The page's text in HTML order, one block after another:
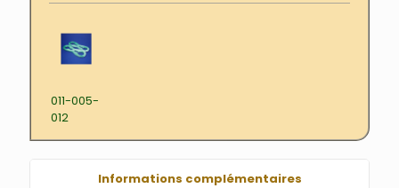
011-005-
012
Informations complémentaires